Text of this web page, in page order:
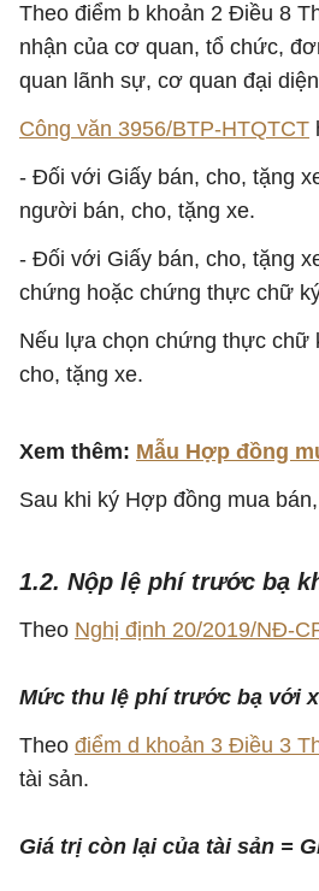
Theo điểm b khoản 2 Điều 8
nhận của cơ quan, tổ chức,
quan lãnh sự, cơ quan đại
Công văn 3956/BTP-HTQTCT
- Đối với Giấy bán, cho, tặng
người bán, cho, tặng xe.
- Đối với Giấy bán, cho, tặng
chứng hoặc chứng thực chữ
Nếu lựa chọn chứng thực chữ
cho, tặng xe.
Xem thêm: Mẫu Hợp đồng
Sau khi ký Hợp đồng mua
1.2. Nộp lệ phí trước bạ
Theo Nghị định 20/2019/NĐ-
Mức thu lệ phí trước bạ với
Theo điểm d khoản 3 Điều 3
tài sản.
Giá trị còn lại của tài sản =